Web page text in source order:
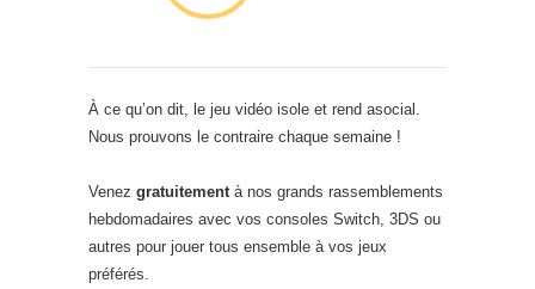
À ce qu’on dit, le jeu vidéo isole et rend asocial.
Nous prouvons le contraire chaque semaine !
Venez gratuitement à nos grands rassemblements
hebdomadaires avec vos consoles Switch, 3DS ou
autres pour jouer tous ensemble à vos jeux
préférés.